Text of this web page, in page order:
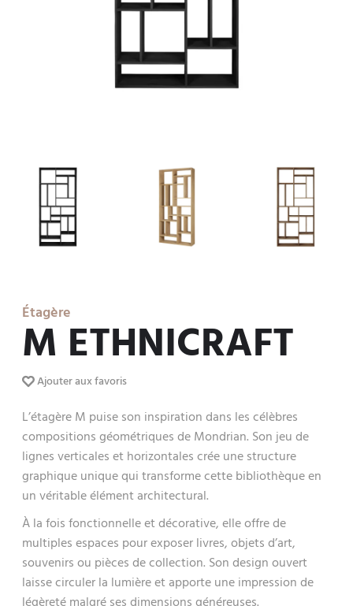
Étagère
M ETHNICRAFT
Ajouter aux favoris
L’étagère M puise son inspiration dans les célèbres
compositions géométriques de Mondrian. Son jeu de
lignes verticales et horizontales crée une structure
graphique unique qui transforme cette bibliothèque en
un véritable élément architectural.
À la fois fonctionnelle et décorative, elle offre de
multiples espaces pour exposer livres, objets d’art,
souvenirs ou pièces de collection. Son design ouvert
laisse circuler la lumière et apporte une impression de
légèreté malgré ses dimensions généreuses.